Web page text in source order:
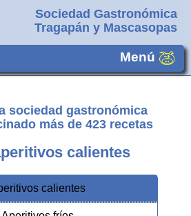
Sociedad Gastronómica
Tragapán y Mascasopas
Menú
sociedad gastronómica
más de 423 recetas
calientes
calientes